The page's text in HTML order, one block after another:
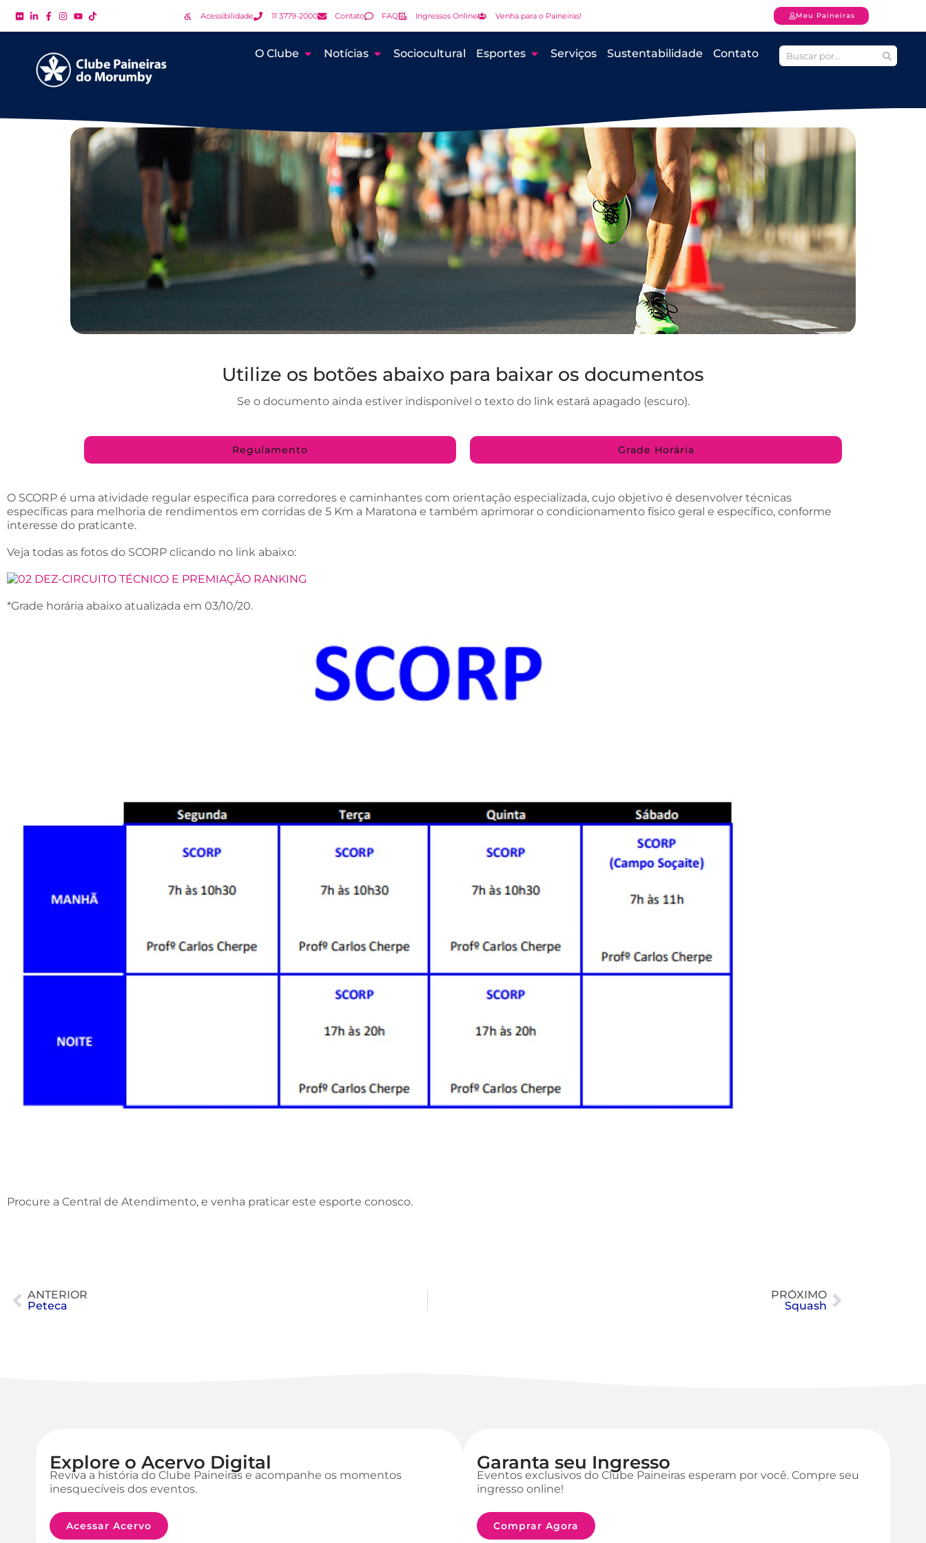
Acessibilidade 11 3779-2000 Contato FAQ Ingressos Online Venha para o Paineiras! Meu Paineiras
O Clube Notícias Sociocultural Esportes Serviços Sustentabilidade Contato
Utilize os botões abaixo para baixar os documentos
Se o documento ainda estiver indisponível o texto do link estará apagado (escuro).
Regulamento Grade Horária
O SCORP é uma atividade regular específica para corredores e caminhantes com orientação especializada, cujo objetivo é desenvolver técnicas
específicas para melhoria de rendimentos em corridas de 5 Km a Maratona e também aprimorar o condicionamento físico geral e específico, conforme
interesse do praticante.
Veja todas as fotos do SCORP clicando no link abaixo:
*Grade horária abaixo atualizada em 03/10/20.
Procure a Central de Atendimento, e venha praticar este esporte conosco.
ANTERIOR
Peteca
PRÓXIMO
Squash
Explore o Acervo Digital
Reviva a história do Clube Paineiras e acompanhe os momentos
inesquecíveis dos eventos.
Acessar Acervo
Garanta seu Ingresso
Eventos exclusivos do Clube Paineiras esperam por você. Compre seu
ingresso online!
Comprar Agora